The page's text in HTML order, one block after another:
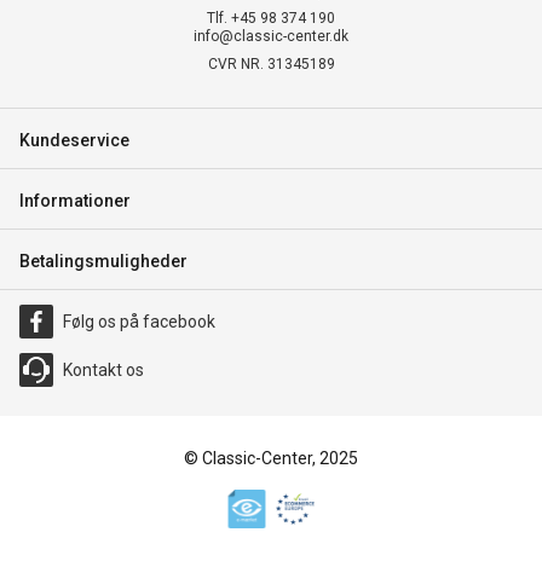
Tlf. +45 98 374 190
info@classic-center.dk
CVR NR. 31345189
Kundeservice
Informationer
Betalingsmuligheder
Følg os på facebook
Kontakt os
© Classic-Center, 2025